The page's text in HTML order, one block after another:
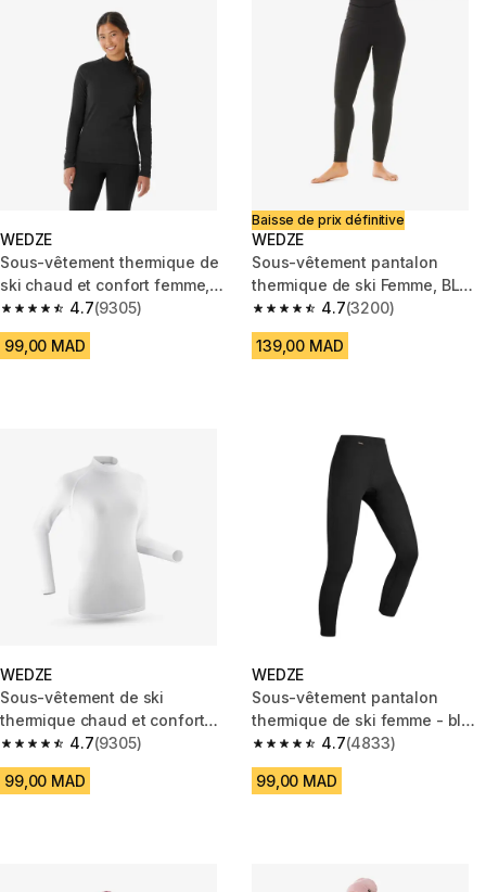
WEDZE
Sous-vêtement thermique de
ski chaud et confort femme,
BL100 haut Noir
4.7
4.7 out of 5 stars from 9305 reviews
(9305)
99,00 MAD
Baisse de prix définitive
WEDZE
Sous-vêtement pantalon
thermique de ski Femme, BL
500 noir 4.7
4.7 out of 5 stars from 3200
(3200)
139,00 MAD
WEDZE
Sous-vêtement de ski
thermique chaud et confort
femme, 100 Blanc Greige
4.7
4.7 out of 5 stars from 9305 reviews
(9305)
99,00 MAD
WEDZE
Sous-vêtement pantalon
thermique de ski femme - bl
100 bas - noir
4.7
4.7 out of 5 stars from 4833
(4833)
99,00 MAD